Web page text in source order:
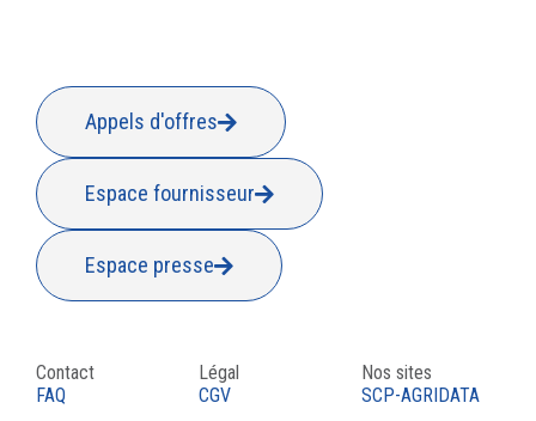
Appels d'offres
Espace fournisseur
Espace presse
Contact
FAQ
Légal
CGV
Nos sites
SCP-AGRIDATA